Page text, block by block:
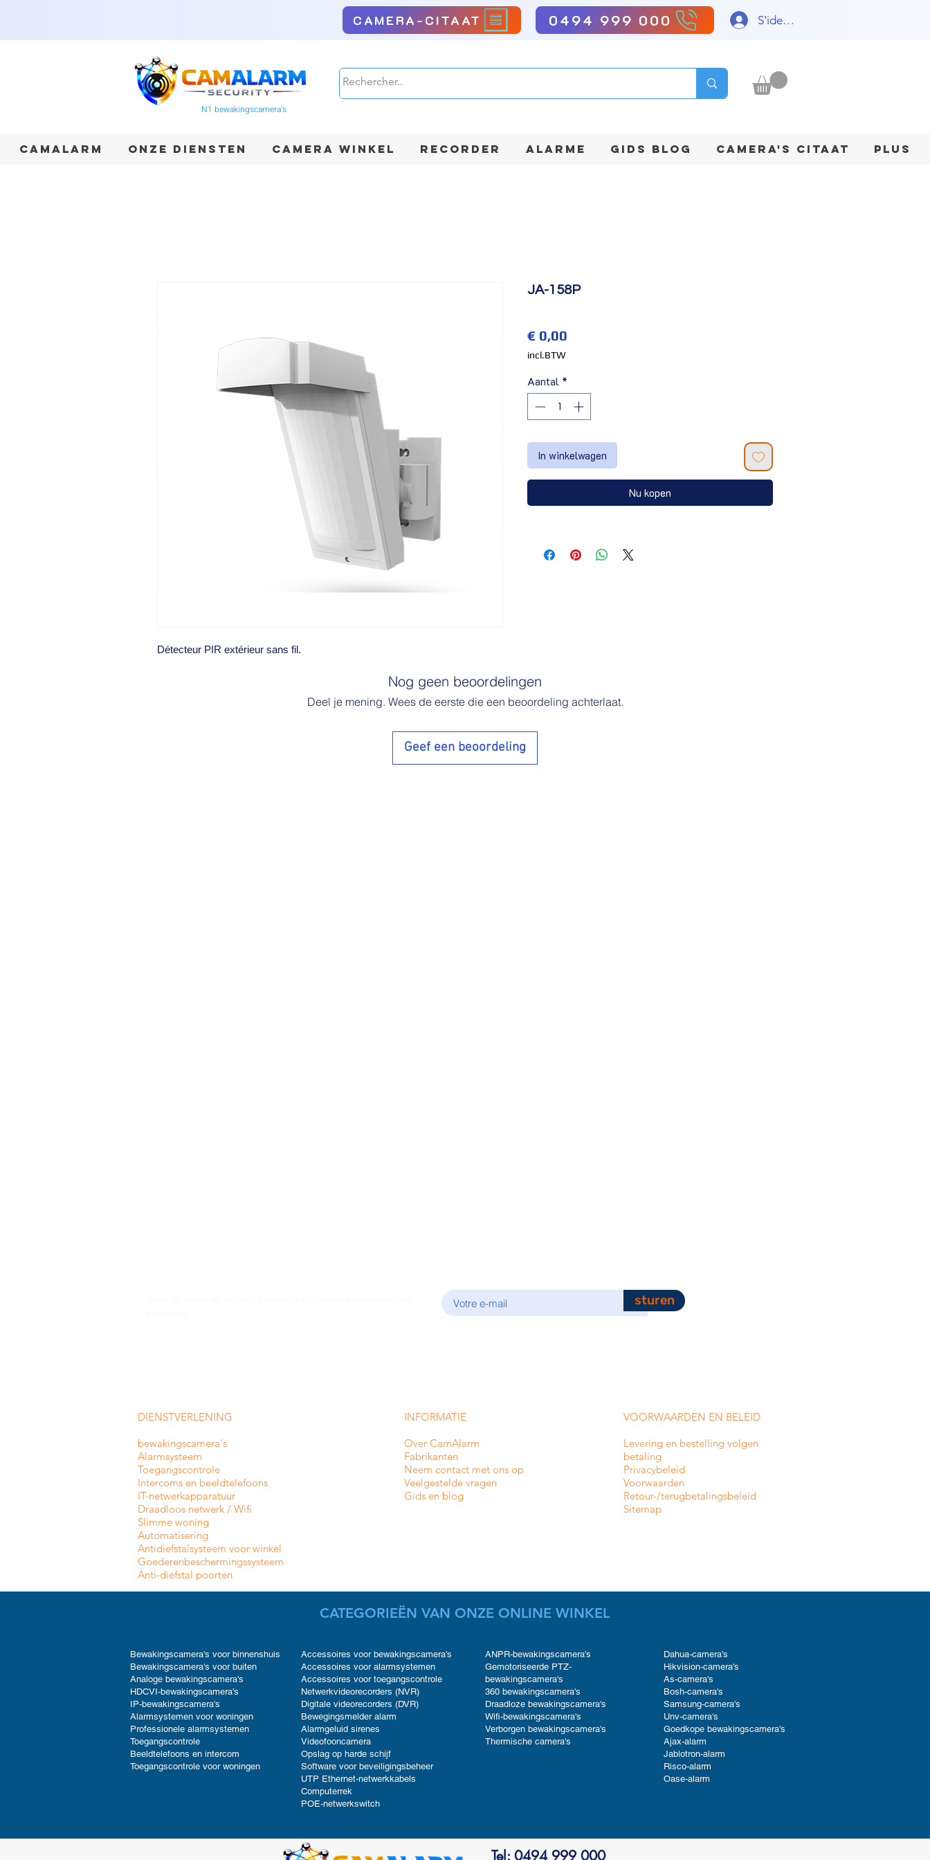
CAMERA-CITAAT 0494 999 000 S'identifier
N1 bewakingscamera's
CAMALARM ONZE DIENSTEN CAMERA WINKEL RECORDER ALARME GIDS BLOG CAMERA'S CITAAT Plus
Détecteur PIR extérieur sans fil.
JA-158P
€ 0,00
incl.BTW
Aantal *
In winkelwagen
Nu kopen
Nog geen beoordelingen
Deel je mening. Wees de eerste die een beoordeling achterlaat.
Geef een beoordeling
sturen
DIENSTVERLENING
bewakingscamera's
Alarmsysteem
Toegangscontrole
Intercoms en beeldtelefoons
IT-netwerkapparatuur
Draadloos netwerk / Wifi
Slimme woning
Automatisering
Antidiefstalsysteem voor winkel
Goederenbeschermingssysteem
Anti-diefstal poorten
INFORMATIE
Over CamAlarm
Fabrikanten
Neem contact met ons op
Veelgestelde vragen
Gids en blog
VOORWAARDEN EN BELEID
Levering en bestelling volgen
betaling
Privacybeleid
Voorwaarden
Retour-/terugbetalingsbeleid
Sitemap
CATEGORIEËN VAN ONZE ONLINE WINKEL
Bewakingscamera's voor binnenshuis
Bewakingscamera's voor buiten
Analoge bewakingscamera's
HDCVI-bewakingscamera's
IP-bewakingscamera's
Alarmsystemen voor woningen
Professionele alarmsystemen
Toegangscontrole
Beeldtelefoons en intercom
Toegangscontrole voor woningen
Accessoires voor bewakingscamera's
Accessoires voor alarmsystemen
Accessoires voor toegangscontrole
Netwerkvideorecorders (NVR)
Digitale videorecorders (DVR)
Bewegingsmelder alarm
Alarmgeluid sirenes
Videofooncamera
Opslag op harde schijf
Software voor beveiligingsbeheer
UTP Ethernet-netwerkkabels
Computerrek
POE-netwerkswitch
ANPR-bewakingscamera's
Gemotoriseerde PTZ-
bewakingscamera's
360 bewakingscamera's
Draadloze bewakingscamera's
Wifi-bewakingscamera's
Verborgen bewakingscamera's
Thermische camera's
Dahua-camera's
Hikvision-camera's
As-camera's
Bosh-camera's
Samsung-camera's
Unv-camera's
Goedkope bewakingscamera's
Ajax-alarm
Jablotron-alarm
Risco-alarm
Oase-alarm
Tel: 0494 999 000